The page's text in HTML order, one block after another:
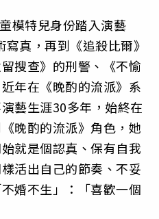
模特兒身份踏入演藝
真，再到《追殺比爾》
搜查》的刑警、《不愉
年在《晚酌的流派》系
藝生涯30多年，始終在
晚酌的流派》角色，她
就是個認真、保有自我
活出自己的節奏、不妥
婚不生」：「喜歡一個